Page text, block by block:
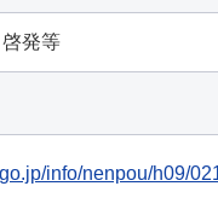
発等
info/nenpou/h09/